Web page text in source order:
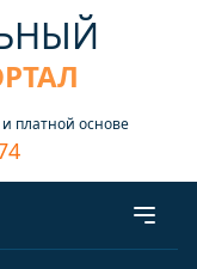
платной основе